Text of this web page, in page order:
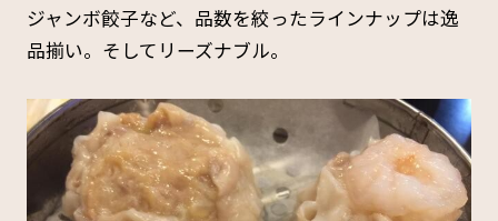
ジャンボ餃子など、品数を絞ったラインナップは逸
品揃い。そしてリーズナブル。